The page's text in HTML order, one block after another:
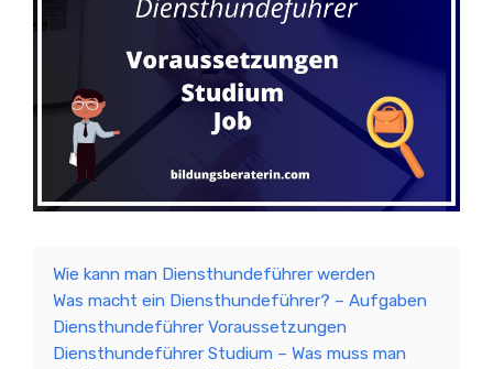
Wie kann man Diensthundeführer werden
Was macht ein Diensthundeführer? – Aufgaben
Diensthundeführer Voraussetzungen
Diensthundeführer Studium – Was muss man